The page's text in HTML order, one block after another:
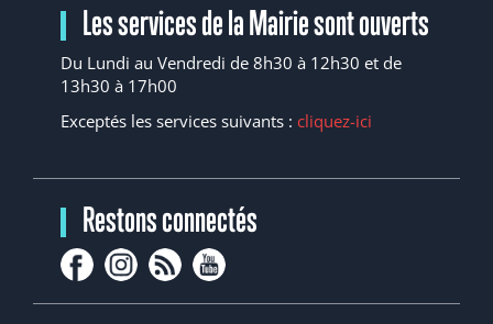
Les services de la Mairie sont ouverts
Du Lundi au Vendredi de 8h30 à 12h30 et de
13h30 à 17h00
Exceptés les services suivants : cliquez-ici
Restons connectés